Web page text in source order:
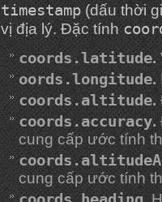
timestamp(dấu thời
vị địa lý. Đặc tính
coords.latitude.
oords.longitude.
coords.altitude.
coords.accuracy.
cung cấp ước tính
cung cấp ước tính